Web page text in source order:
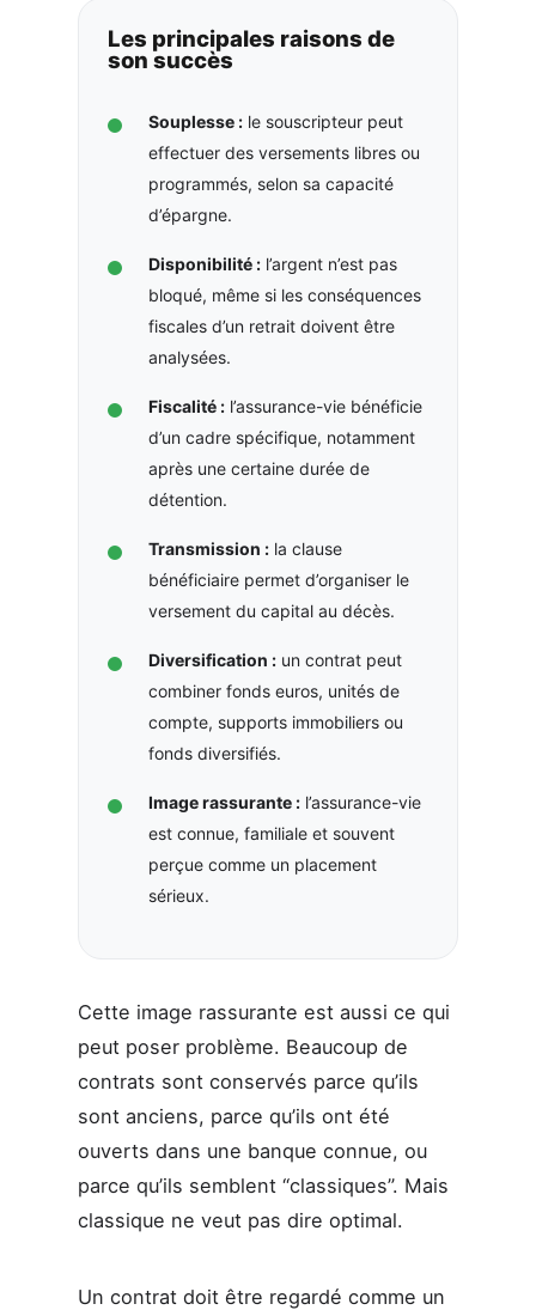
Les principales raisons de
son succès
Souplesse :le souscripteur peut
effectuer des versements libres ou
programmés, selon sa capacité
d’épargne.
Disponibilité :l’argent n’est pas
bloqué, même si les conséquences
fiscales d’un retrait doivent être
analysées.
Fiscalité :l’assurance-vie bénéficie
d’un cadre spécifique, notamment
après une certaine durée de
détention.
Transmission :la clause
bénéficiaire permet d’organiser le
versement du capital au décès.
Diversification :un contrat peut
combiner fonds euros, unités de
compte, supports immobiliers ou
fonds diversifiés.
Image rassurante :l’assurance-vie
est connue, familiale et souvent
perçue comme un placement
sérieux.
Cette image rassurante est aussi ce qui
peut poser problème. Beaucoup de
contrats sont conservés parce qu’ils
sont anciens, parce qu’ils ont été
ouverts dans une banque connue, ou
parce qu’ils semblent “classiques”. Mais
classique ne veut pas dire optimal.
Un contrat doit être regardé comme un